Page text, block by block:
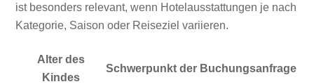
ist besonders relevant, wenn Hotelausstattungen je nach
Kategorie, Saison oder Reiseziel variieren.
Alter des
Kindes
Schwerpunkt der Buchungsanfrage